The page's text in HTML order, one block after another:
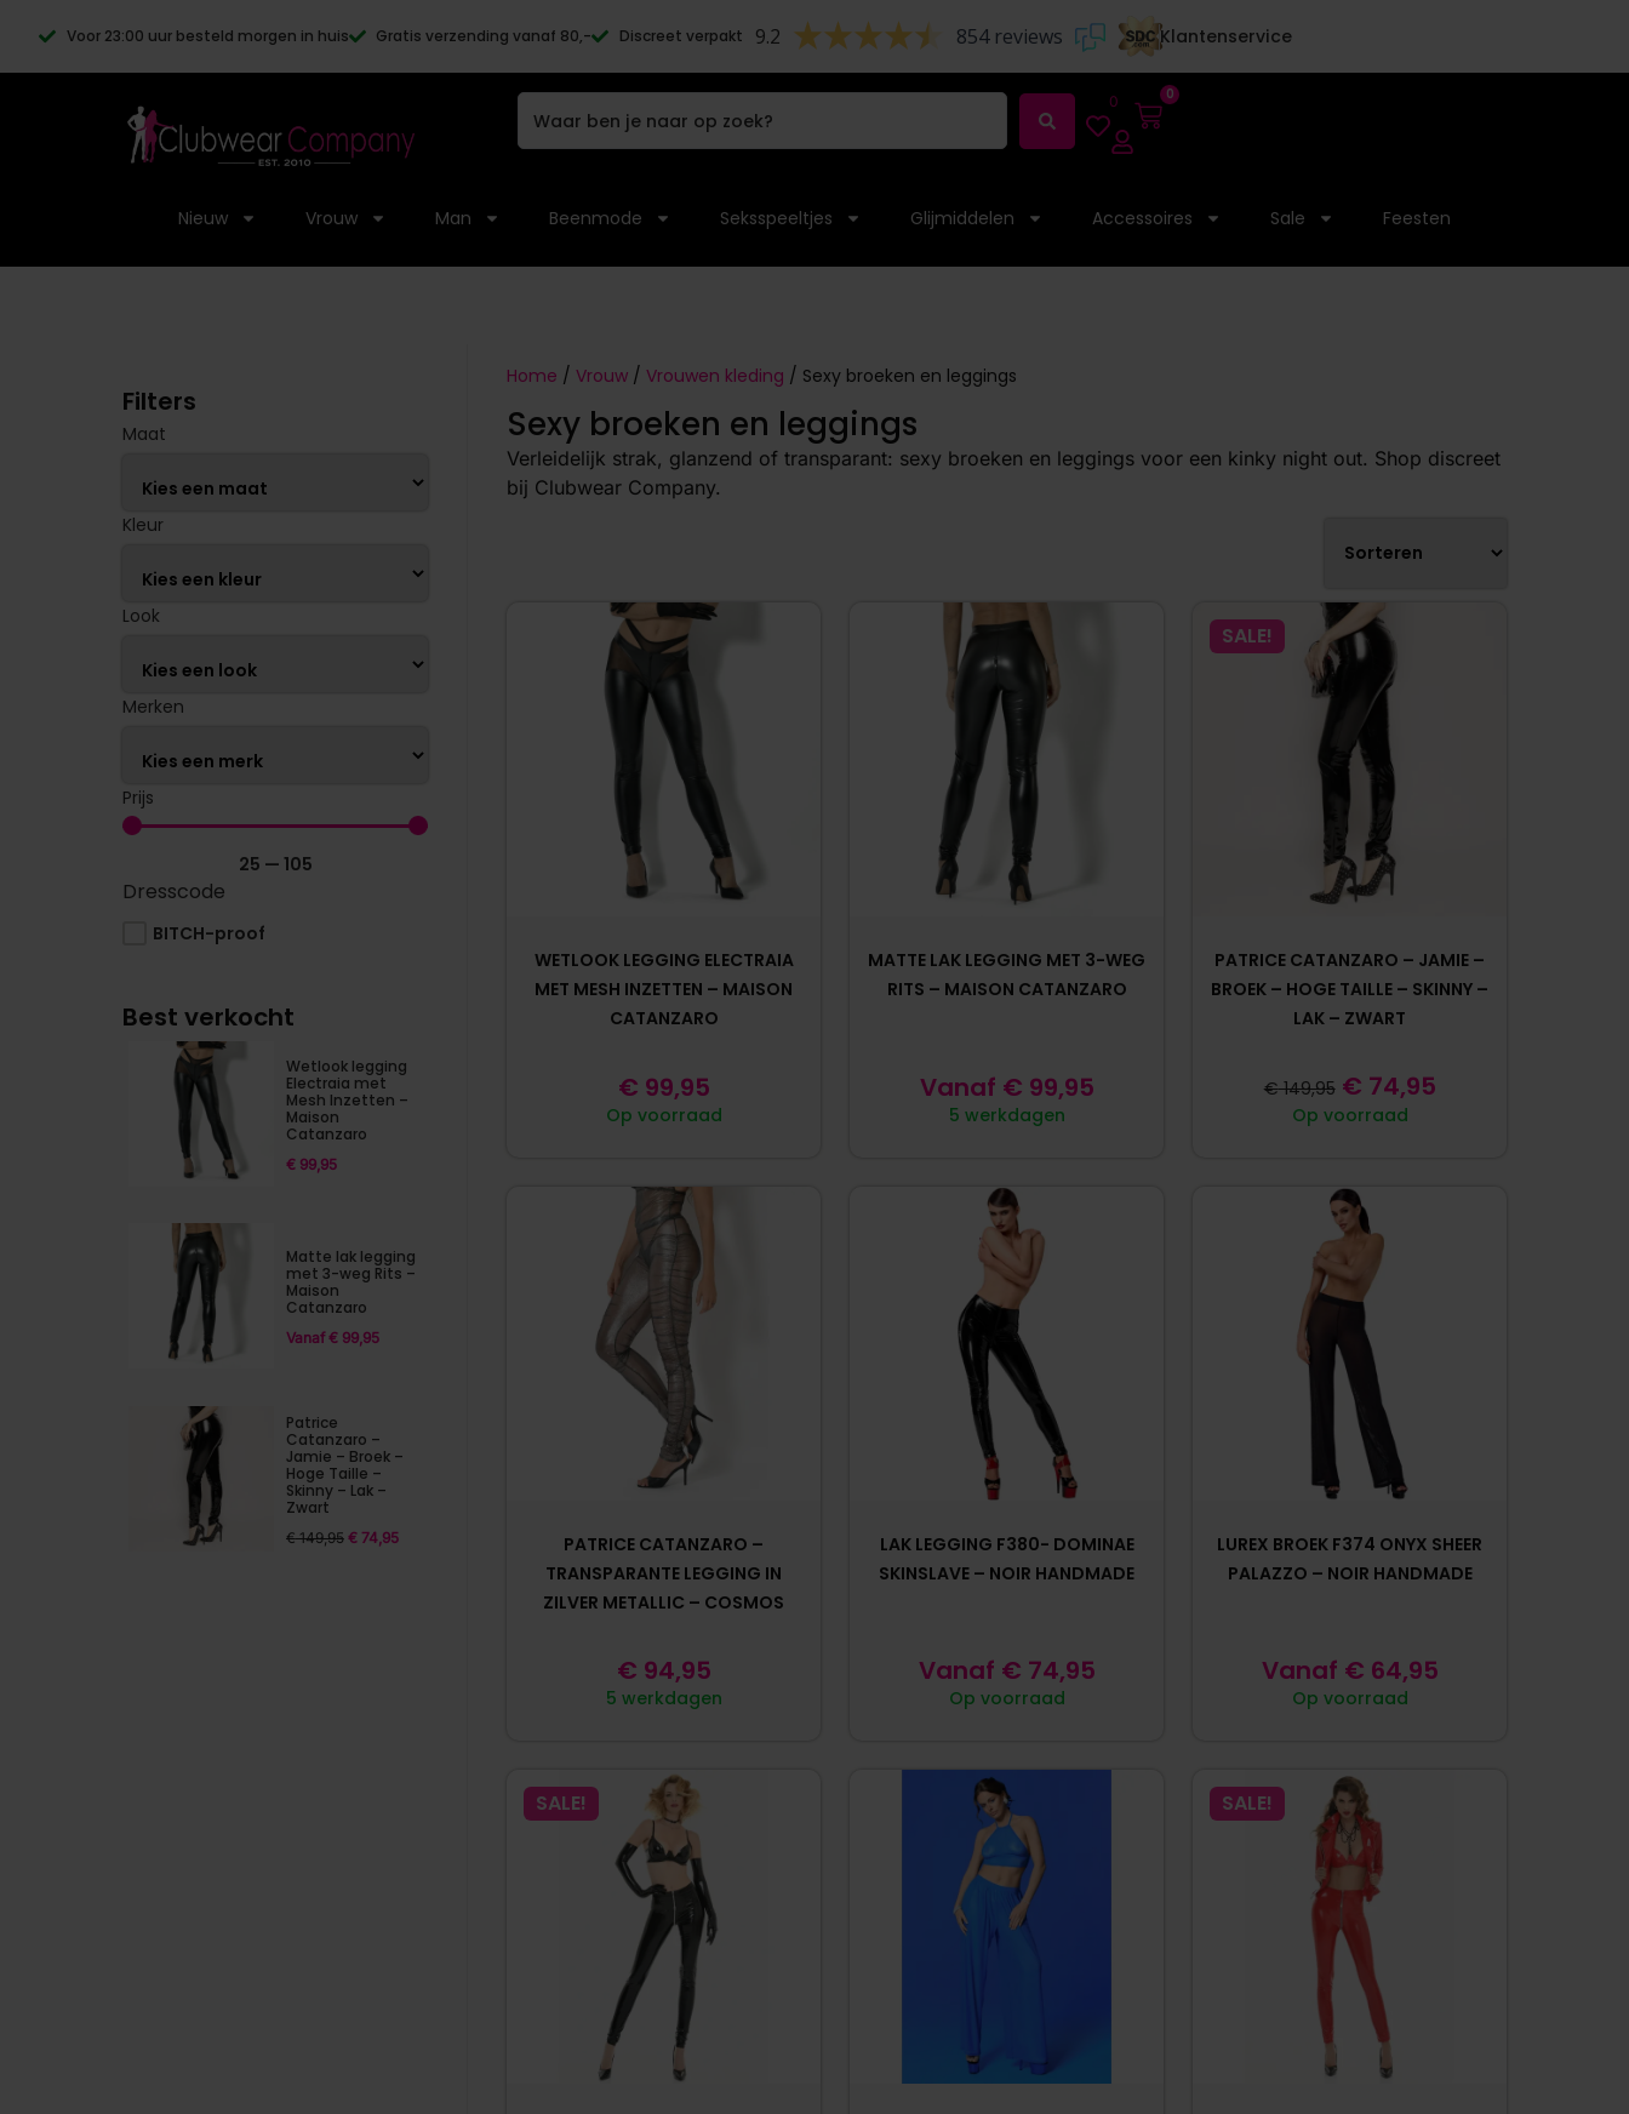
Voor 23:00 uur besteld morgen in huis Gratis verzending vanaf 80,- Discreet verpakt 9.2 854 reviews Klantenservice
0 0
Nieuw Vrouw Man Beenmode Seksspeeltjes Glijmiddelen Accessoires Sale Feesten
Filters
Maat
Kleur
Look
Merken
Prijs
25 — 105
Dresscode
BITCH-proof
Best verkocht
Wetlook legging
Electraia met
Mesh Inzetten –
Maison
Catanzaro
€99,95
Matte lak legging
met 3-weg Rits –
Maison
Catanzaro
Vanaf€99,95
Patrice
Catanzaro –
Jamie – Broek –
Hoge Taille –
Skinny – Lak –
Zwart
€149,95 €74,95
Home /Vrouw /Vrouwen kleding / Sexy broeken en leggings
Sexy broeken en leggings
Verleidelijk strak, glanzend of transparant: sexy broeken en leggings voor een kinky night out. Shop discreet
bij Clubwear Company.
WETLOOK LEGGING ELECTRAIA
MET MESH INZETTEN – MAISON
CATANZARO
Op voorraad
€ 99,95
MATTE LAK LEGGING MET 3-WEG
RITS – MAISON CATANZARO
5 werkdagen
Vanaf € 99,95
SALE!
PATRICE CATANZARO – JAMIE –
BROEK – HOGE TAILLE – SKINNY –
LAK – ZWART
Op voorraad
€149,95 € 74,95
PATRICE CATANZARO –
TRANSPARANTE LEGGING IN
ZILVER METALLIC – COSMOS
5 werkdagen
€ 94,95
LAK LEGGING F380- DOMINAE
SKINSLAVE – NOIR HANDMADE
Op voorraad
Vanaf € 74,95
LUREX BROEK F374 ONYX SHEER
PALAZZO – NOIR HANDMADE
Op voorraad
Vanaf € 64,95
SALE! SALE!